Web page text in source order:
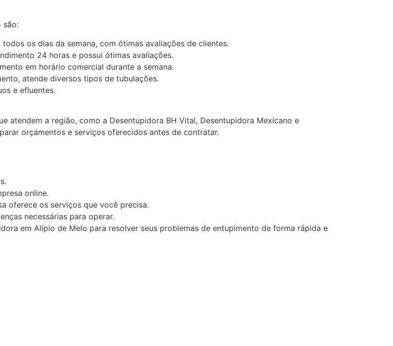
são:
os dias da semana, com ótimas avaliações de clientes.
24 horas e possui ótimas avaliações.
em horário comercial durante a semana.
atende diversos tipos de tubulações.
e efluentes.
atendem a região, como a Desentupidora BH Vital, Desentupidora Mexicano e
orçamentos e serviços oferecidos antes de contratar.
online.
oferece os serviços que você precisa.
necessárias para operar.
em Alípio de Melo para resolver seus problemas de entupimento de forma rápida e